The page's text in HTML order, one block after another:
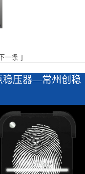
下一条 ]
稳压器—常州创稳